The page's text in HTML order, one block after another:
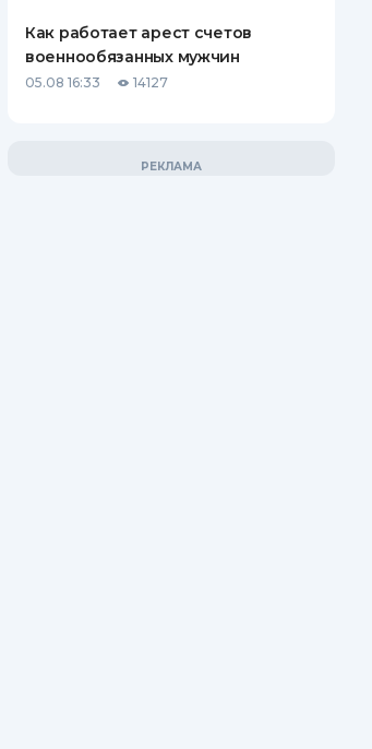
Как работает арест счетов
военнообязанных мужчин
05.08 16:33 14127